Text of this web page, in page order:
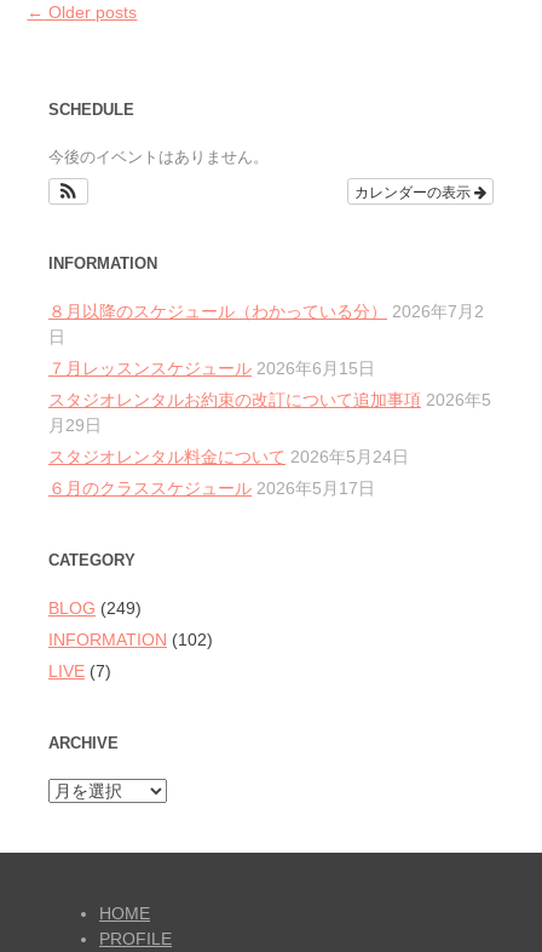
Post
← Older posts
SCHEDULE
今後のイベントはありません。
カレンダーの表示
INFORMATION
８月以降のスケジュール（わかっている分）
2026年7月2
日
７月レッスンスケジュール 2026年6月15日
スタジオレンタルお約束の改訂について追加事項 2026年5
月29日
スタジオレンタル料金について 2026年5月24日
６月のクラススケジュール 2026年5月17日
CATEGORY
BLOG (249)
INFORMATION (102)
LIVE (7)
ARCHIVE
ARCHIVE
HOME
PROFILE